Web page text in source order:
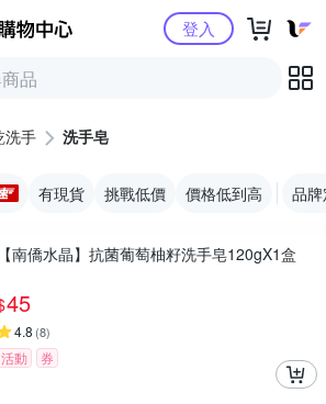
Yahoo購物中心登入
洗手 洗手皂
有現貨 挑戰低價 價格低到高 品
【南僑水晶】抗菌葡萄柚籽洗手皂120gX1盒
45
4.8 (8)
活動 券